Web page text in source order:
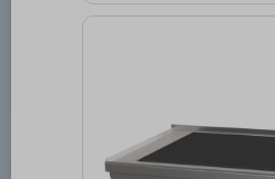
36.100 Zapalování: